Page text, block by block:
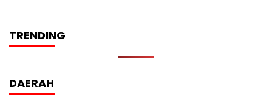
TRENDING
DAERAH